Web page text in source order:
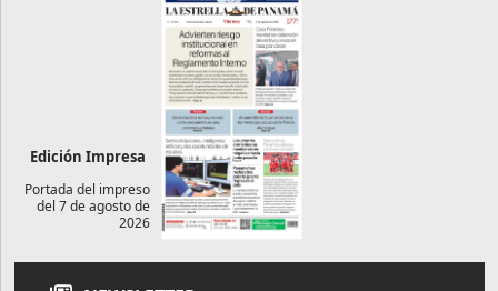
Edición Impresa
Portada del impreso
del 7 de agosto de
2026